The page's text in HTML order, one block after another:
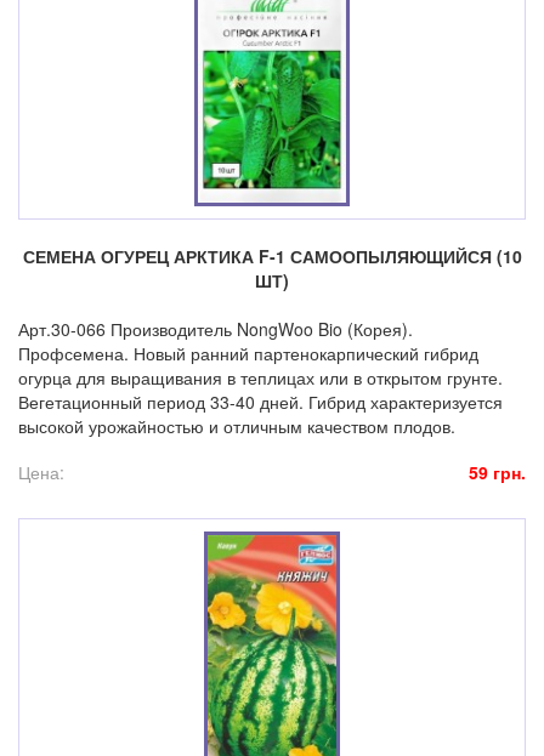
СЕМЕНА ОГУРЕЦ АРКТИКА F-1 САМООПЫЛЯЮЩИЙСЯ (10
ШТ)
Арт.30-066 Производитель NongWoo Bio (Корея).
Профсемена. Новый ранний партенокарпический гибрид
огурца для выращивания в теплицах или в открытом грунте.
Вегетационный период 33-40 дней. Гибрид характеризуется
высокой урожайностью и отличным качеством плодов.
Цена:
59 грн.